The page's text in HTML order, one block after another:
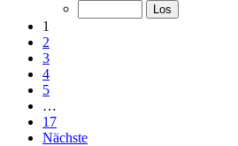
1
2
3
4
5
…
17
Nächste